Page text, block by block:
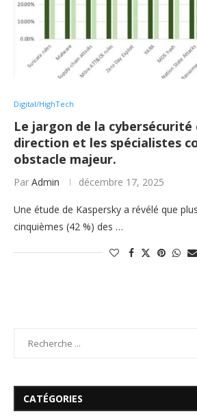
Digital/HighTech
Le jargon de la
direction et les spécialistes
obstacle majeur.
Par Admin décembre 17, 2025
Une étude de Kaspersky a révélé que
cinquièmes (42 %) des …
CATÉGORIES